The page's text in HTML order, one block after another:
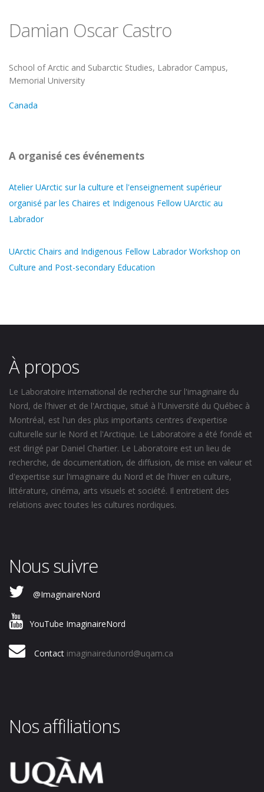
Damian Oscar Castro
Université
School of Arctic and Subarctic Studies, Labrador Campus,
Memorial University
Canada
A organisé ces événements
Atelier UArctic sur la culture et l'enseignement supérieur
organisé par les Chaires et Indigenous Fellow UArctic au
Labrador
UArctic Chairs and Indigenous Fellow Labrador Workshop on
Culture and Post-secondary Education
À propos
Le Laboratoire international de recherche sur l'imaginaire du
Nord, de l'hiver et de l'Arctique, situé à l'Université du Québec à
Montréal, est l'un des plus importants centres d'expertise
culturelle sur le Nord et l'Arctique. Le Laboratoire a été fondé et
est dirigé par Daniel Chartier. Le Laboratoire est un lieu de
recherche, de documentation, de diffusion, de mise en valeur et
d'expertise sur l'imaginaire du Nord et de l'hiver en culture,
littérature, cinéma, arts visuels et société. Il entretient des
relations avec toutes les cultures nordiques.
Nous suivre
@ImaginaireNord
YouTube ImaginaireNord
Contact imaginairedunord@uqam.ca
Nos affiliations